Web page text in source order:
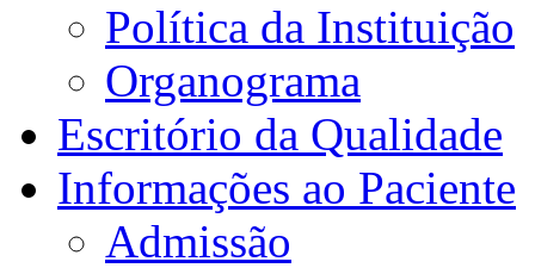
Política da Instituição
Organograma
Escritório da Qualidade
Informações ao Paciente
Admissão